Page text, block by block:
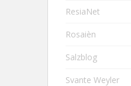
ResiaNet
Rosaièn
Salzblog
Svante Weyler